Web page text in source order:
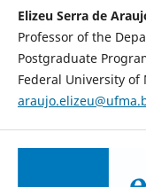
Elizeu Serra de
Professor of the
Postgraduate
Federal University of